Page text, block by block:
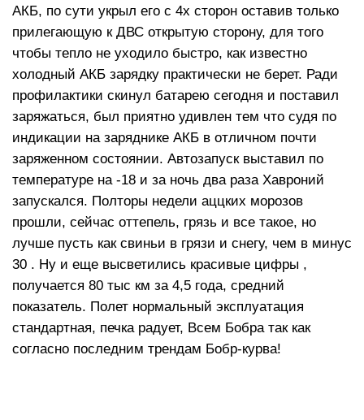
АКБ, по сути укрыл его с 4х сторон оставив только
прилегающую к ДВС открытую сторону, для того
чтобы тепло не уходило быстро, как известно
холодный АКБ зарядку практически не берет. Ради
профилактики скинул батарею сегодня и поставил
заряжаться, был приятно удивлен тем что судя по
индикации на заряднике АКБ в отличном почти
заряженном состоянии. Автозапуск выставил по
температуре на -18 и за ночь два раза Хавроний
запускался. Полторы недели аццких морозов
прошли, сейчас оттепель, грязь и все такое, но
лучше пусть как свиньи в грязи и снегу, чем в минус
30 . Ну и еще высветились красивые цифры ,
получается 80 тыс км за 4,5 года, средний
показатель. Полет нормальный эксплуатация
стандартная, печка радует, Всем Бобра так как
согласно последним трендам Бобр-курва!